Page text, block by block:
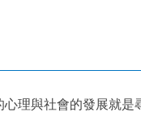
理與社會的發展就是